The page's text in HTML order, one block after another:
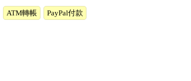
ATM轉帳 PayPal付款